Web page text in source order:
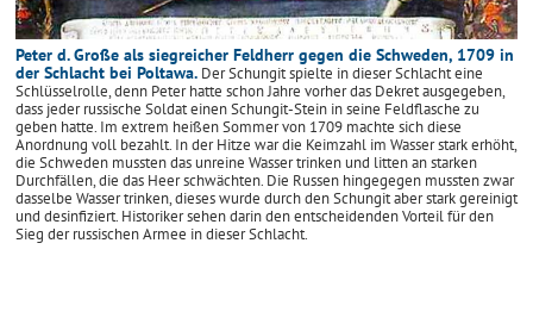
Peter d. Große als siegreicher Feldherr gegen die Schweden, 1709 in
der Schlacht bei Poltawa.Der Schungit spielte in dieser Schlacht eine
Schlüsselrolle, denn Peter hatte schon Jahre vorher das Dekret ausgegeben,
dass jeder russische Soldat einen Schungit-Stein in seine Feldflasche zu
geben hatte. Im extrem heißen Sommer von 1709 machte sich diese
Anordnung voll bezahlt. In der Hitze war die Keimzahl im Wasser stark erhöht,
die Schweden mussten das unreine Wasser trinken und litten an starken
Durchfällen, die das Heer schwächten. Die Russen hingegegen mussten zwar
dasselbe Wasser trinken, dieses wurde durch den Schungit aber stark gereinigt
und desinfiziert. Historiker sehen darin den entscheidenden Vorteil für den
Sieg der russischen Armee in dieser Schlacht.